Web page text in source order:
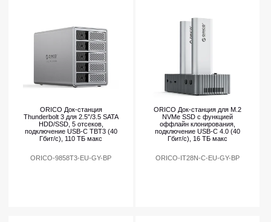
ORICO Док-станция
Thunderbolt 3 для 2.5″/3.5 SATA
HDD/SSD, 5 отсеков,
подключение USB-C TBT3 (40
Гбит/с), 110 ТБ макс
ORICO-9858T3-EU-GY-BP
ORICO Док-станция для M.2
NVMe SSD с функцией
оффлайн клонирования,
подключение USB-C 4.0 (40
Гбит/с), 16 ТБ макс
ORICO-IT28N-C-EU-GY-BP